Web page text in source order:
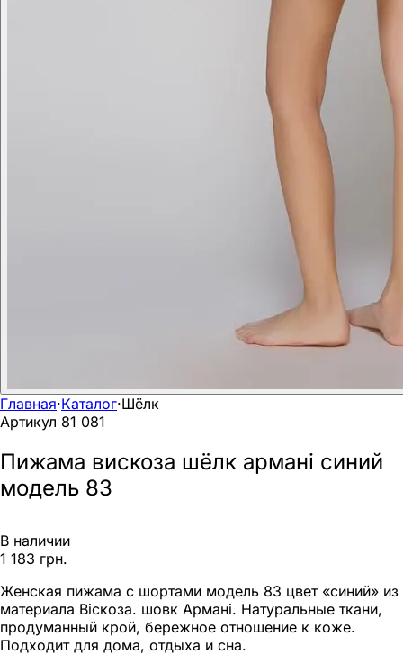
Главная·Каталог·Шёлк
Артикул 81 081
Пижама вискоза шёлк армані синий
модель 83
В наличии
1 183 грн.
Женская пижама с шортами модель 83 цвет «синий» из
материала Віскоза. шовк Армані. Натуральные ткани,
продуманный крой, бережное отношение к коже.
Подходит для дома, отдыха и сна.